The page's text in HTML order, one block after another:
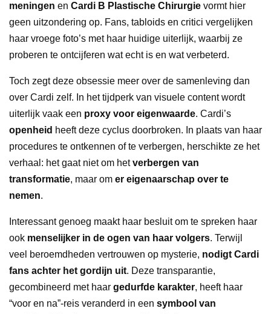
meningen en Cardi B Plastische Chirurgie vormt hier
geen uitzondering op. Fans, tabloids en critici vergelijken
haar vroege foto’s met haar huidige uiterlijk, waarbij ze
proberen te ontcijferen wat echt is en wat verbeterd.
Toch zegt deze obsessie meer over de samenleving dan
over Cardi zelf. In het tijdperk van visuele content wordt
uiterlijk vaak een proxy voor eigenwaarde. Cardi’s
openheid heeft deze cyclus doorbroken. In plaats van haar
procedures te ontkennen of te verbergen, herschikte ze het
verhaal: het gaat niet om hetverbergen van
transformatie, maar om er eigenaarschap over te
nemen.
Interessant genoeg maakt haar besluit om te spreken haar
ook menselijker in de ogen van haar volgers. Terwijl
veel beroemdheden vertrouwen op mysterie, nodigt Cardi
fans achter het gordijn uit. Deze transparantie,
gecombineerd met haar gedurfde karakter, heeft haar
“voor en na”-reis veranderd in een symbool van